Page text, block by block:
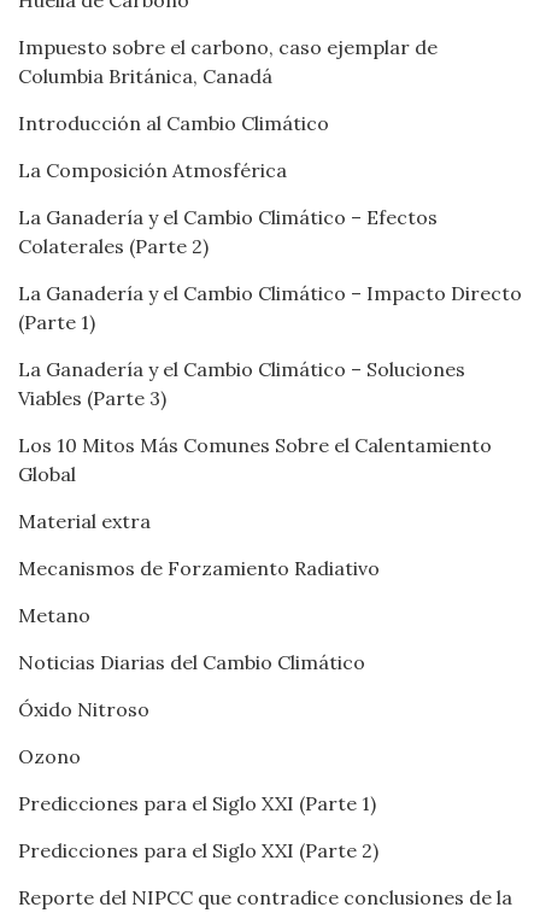
Impuesto sobre el carbono, caso ejemplar de
Columbia Británica, Canadá
Introducción al Cambio Climático
La Composición Atmosférica
La Ganadería y el Cambio Climático – Efectos
Colaterales (Parte 2)
La Ganadería y el Cambio Climático – Impacto Directo
(Parte 1)
La Ganadería y el Cambio Climático – Soluciones
Viables (Parte 3)
Los 10 Mitos Más Comunes Sobre el Calentamiento
Global
Material extra
Mecanismos de Forzamiento Radiativo
Metano
Noticias Diarias del Cambio Climático
Óxido Nitroso
Ozono
Predicciones para el Siglo XXI (Parte 1)
Predicciones para el Siglo XXI (Parte 2)
Reporte del NIPCC que contradice conclusiones de la